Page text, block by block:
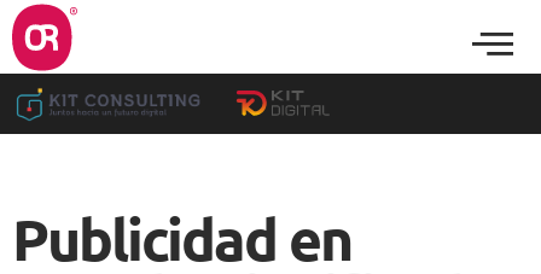
Publicidad en